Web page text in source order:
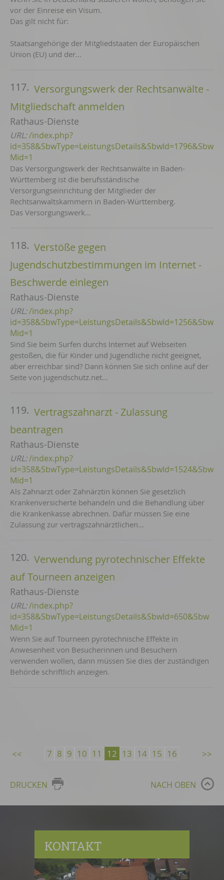
vor der Einreise ein Visum.
Das gilt nicht für:
Staatsangehörige der Mitgliedstaaten der Europäischen
Union (EU) und der…
117. Versorgungswerk der Rechtsanwälte -
Mitgliedschaft anmelden
Rathaus-Dienste
URL:/index.php?
id=358&SbwType=LeistungsDetails&SbwId=1796&Sbw
Mid=1
Das Versorgungswerk der Rechtsanwälte in Baden-
Württemberg ist die berufsständische
Versorgungseinrichtung der Mitglieder der
Rechtsanwaltskammern in Baden-Württemberg.
Das Versorgungswerk…
118. Verstöße gegen
Jugendschutzbestimmungen im Internet -
Beschwerde einlegen
Rathaus-Dienste
URL:/index.php?
id=358&SbwType=LeistungsDetails&SbwId=1256&Sbw
Mid=1
Sind Sie beim Surfen durchs Internet auf Webseiten
gestoßen, die für Kinder und Jugendliche nicht geeignet,
aber erreichbar sind? Dann können Sie sich online auf der
Seite von jugendschutz.net…
119. Vertragszahnarzt - Zulassung
beantragen
Rathaus-Dienste
URL:/index.php?
id=358&SbwType=LeistungsDetails&SbwId=1524&Sbw
Mid=1
Als Zahnarzt oder Zahnärztin können Sie gesetzlich
Krankenversicherte behandeln und die Behandlung über
die Krankenkasse abrechnen. Dafür müssen Sie eine
Zulassung zur vertragszahnärztlichen…
120. Verwendung pyrotechnischer Effekte
auf Tourneen anzeigen
Rathaus-Dienste
URL:/index.php?
id=358&SbwType=LeistungsDetails&SbwId=650&Sbw
Mid=1
Wenn Sie auf Tourneen pyrotechnische Effekte in
Anwesenheit von Besucherinnen und Besuchern
verwenden wollen, dann müssen Sie dies der zuständigen
Behörde schriftlich anzeigen.
7 8 9 10 11 12 13 14 15 16
DRUCKEN NACH OBEN
KONTAKT